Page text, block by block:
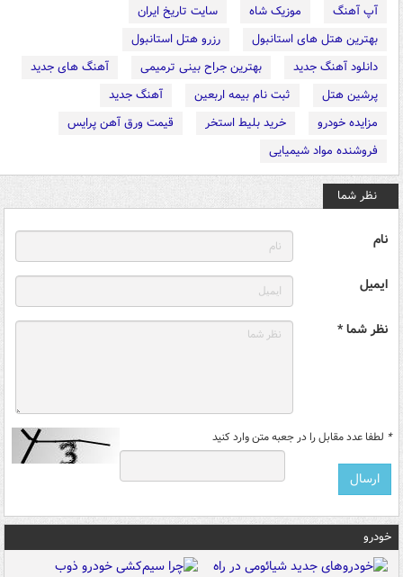
آپ آهنگ موزیک شاه
سایت تاریخ ایران
بهترین هتل های استانبول
رزرو هتل استانبول
دانلود آهنگ جدید
بهترین جراح بینی ترمیمی
آهنگ های جدید
پرشین هتل
ثبت نام بیمه اربعین
آهنگ جدید
مزایده خودرو
خرید بلیط استخر
قیمت ورق آهن پرایس
فروشنده مواد شیمیایی
نظر شما
نام
ایمیل
نظر شما *
* لطفا عدد مقابل را در جعبه متن وارد کنید
خودرو